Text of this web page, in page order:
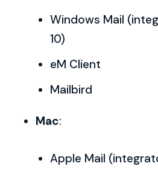
Windows Mail
10)
eM Client
Mailbird
Mac:
Apple Mail